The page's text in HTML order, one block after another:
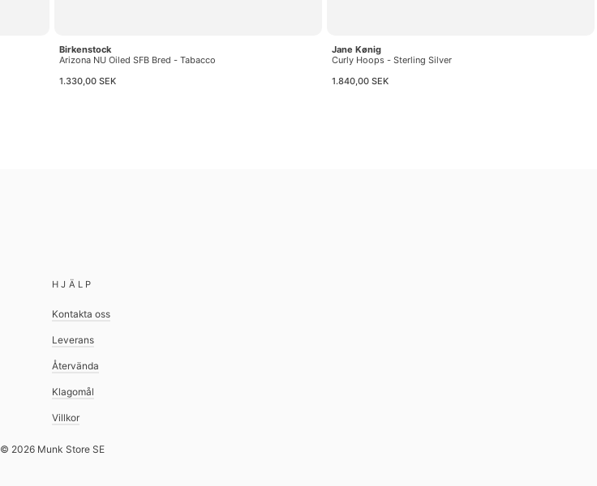
Birkenstock
Arizona NU Oiled SFB Bred - Tabacco
1.330,00 SEK
Jane Kønig
Curly Hoops - Sterling Silver
1.840,00 SEK
HJÄLP
Kontakta oss
Leverans
Återvända
Klagomål
Villkor
© 2026 Munk Store SE